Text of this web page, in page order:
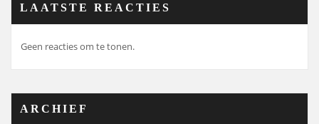
LAATSTE REACTIES
Geen reacties om te tonen.
ARCHIEF